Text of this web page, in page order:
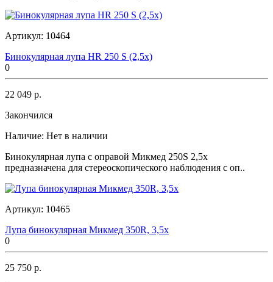
Артикул: 10464
Бинокулярная лупа HR 250 S (2,5х)
0
22 049 р.
Закончился
Наличие: Нет в наличии
Бинокулярная лупа с оправой Микмед 250S 2,5x
предназначена для стереоскопического наблюдения с оп..
Артикул: 10465
Лупа бинокулярная Микмед 350R, 3,5x
0
25 750 р.